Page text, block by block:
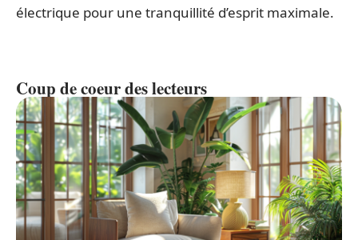
électrique pour une tranquillité d’esprit maximale.
Coup de coeur des lecteurs